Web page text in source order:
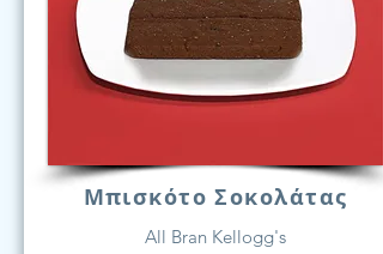
Μπισκότο Σοκολάτας
All Bran Kellogg's